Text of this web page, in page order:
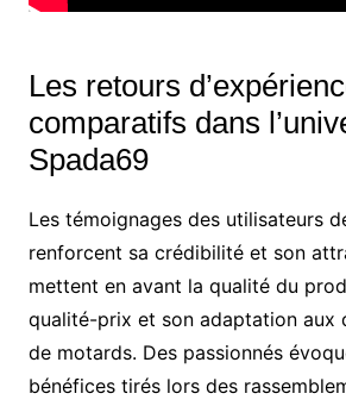
Les retours
comparatifs dans
Spada69
Les témoignages des utilisateurs
renforcent sa crédibilité et son
mettent en avant la qualité du
qualité-prix et son adaptation aux
de motards. Des passionnés
bénéfices tirés lors des